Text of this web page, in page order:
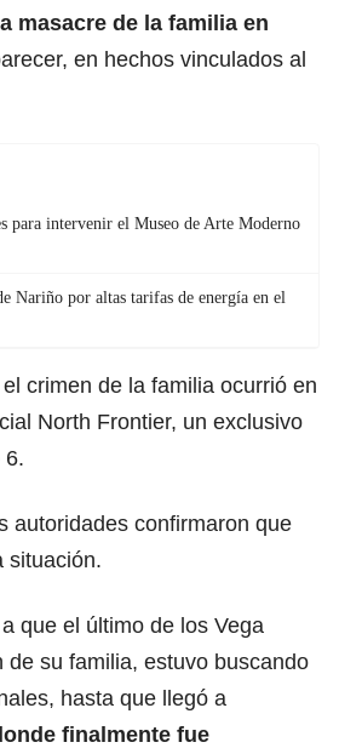
masacre de la familia en
en hechos vinculados al
para intervenir el Museo de Arte Moderno
Nariño por altas tarifas de energía en el
crimen de la familia ocurrió en
North Frontier, un exclusivo
6.
autoridades confirmaron que
situación.
que el último de los Vega
de su familia, estuvo buscando
hasta que llegó a
finalmente fue